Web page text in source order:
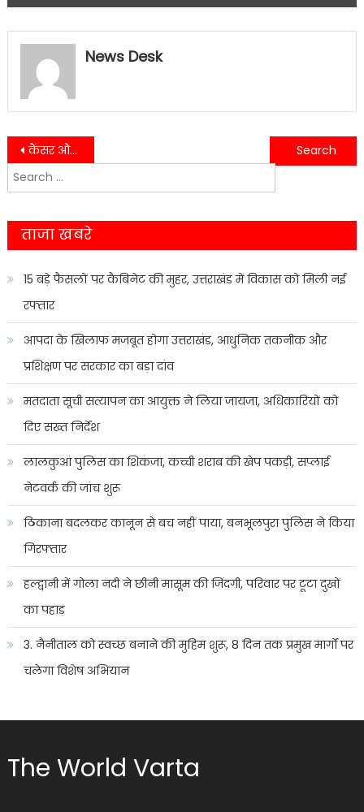
News Desk
Post
navigation
कैंसर और शुगर की नकली दवाई बेचने वाले गिरोह का पर्दाफाश……
रुद्रपुर में “मैप माई इण्डिया” से सम्बन्धित प्रशिक्षण कार्याशाला का आयोजन किया गया…….
Search
for:
ताजा खबरे
15 बड़े फैसलों पर कैबिनेट की मुहर, उत्तराखंड में विकास को मिली नई
रफ्तार
आपदा के खिलाफ मजबूत होगा उत्तराखंड, आधुनिक तकनीक और
प्रशिक्षण पर सरकार का बड़ा दांव
मतदाता सूची सत्यापन का आयुक्त ने लिया जायजा, अधिकारियों को
दिए सख्त निर्देश
लालकुआं पुलिस का शिकंजा, कच्ची शराब की खेप पकड़ी, सप्लाई
नेटवर्क की जांच शुरू
ठिकाना बदलकर कानून से बच नहीं पाया, बनभूलपुरा पुलिस ने किया
गिरफ्तार
हल्द्वानी में गोला नदी ने छीनी मासूम की जिंदगी, परिवार पर टूटा दुखों
का पहाड़
3. नैनीताल को स्वच्छ बनाने की मुहिम शुरू, 8 दिन तक प्रमुख मार्गों पर
चलेगा विशेष अभियान
The World Varta